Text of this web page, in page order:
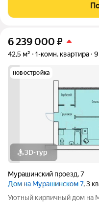
квартир. Небольшая
дружелюбную атмосферу и
6 239 000 ₽
42,5 м² 1-комн. квартира 9
новостройка
3D-тур
Мурашинский проезд,7
Дом на Мурашинском 7, 3
Уютный кирпичный дом на